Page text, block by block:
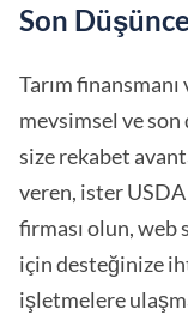
Son
Tarım
mevsimsel ve
size rekabet
veren, ister
firması olun,
için desteğinize
işletmelere